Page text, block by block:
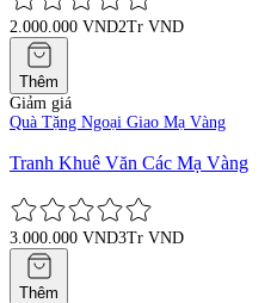
2.000.000 VND2Tr VND
Thêm
Giảm giá
Quà Tặng Ngoại Giao Mạ Vàng
Tranh Khuê Văn Các Mạ Vàng
3.000.000 VND3Tr VND
Thêm